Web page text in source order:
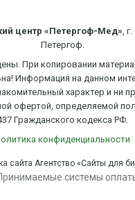
центр «Петергоф-Мед»,
Петергоф.
При копировании
Информация на данном
характер и ни
офертой, определяемой
Гражданского кодекса РФ.
конфиденциальности
сайта Агентство «Сайты для